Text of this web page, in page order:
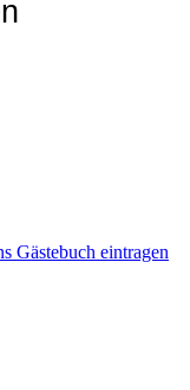
Gästebuch eintragen